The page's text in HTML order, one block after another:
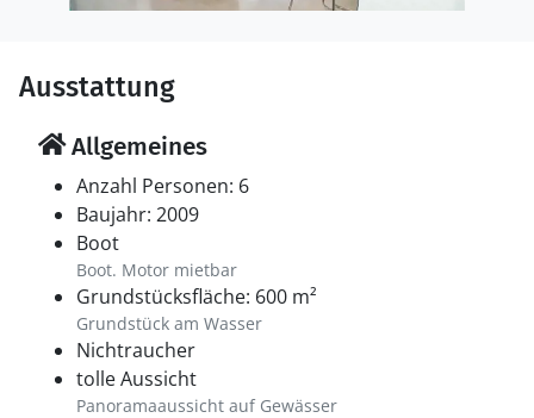
beachten Sie bei kleinen Kindern jedoch die Nähe zum
Tiere, u.a. Katzen, leben.
Ausstattung
Allgemeines
Anzahl Personen: 6
Baujahr: 2009
Boot
Boot. Motor mietbar
Grundstücksfläche: 600 m²
Grundstück am Wasser
Nichtraucher
tolle Aussicht
Panoramaaussicht auf Gewässer